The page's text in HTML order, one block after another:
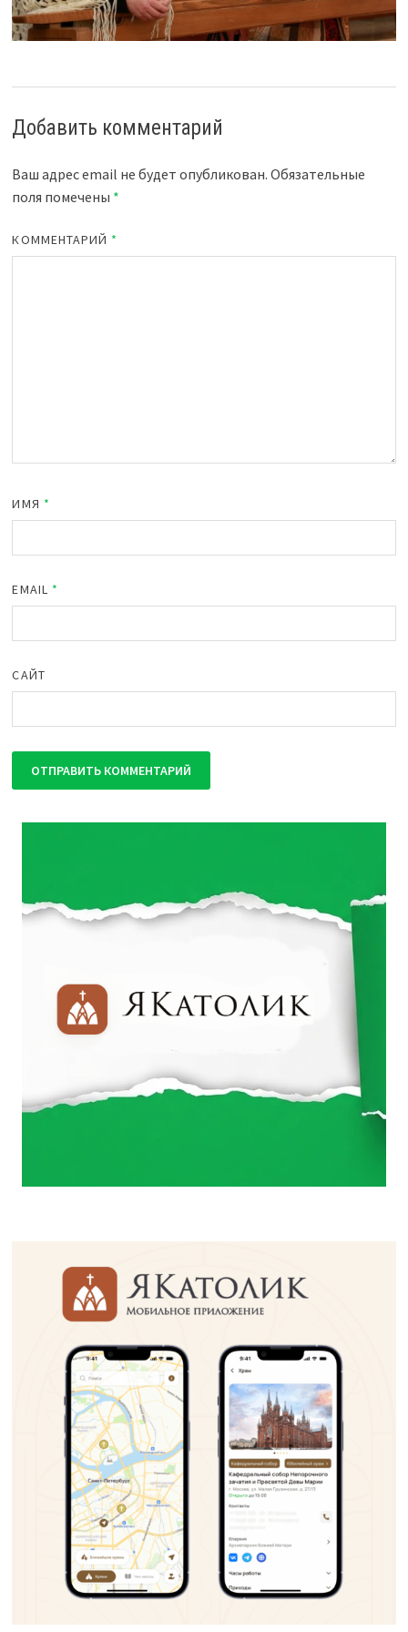
Добавить комментарий
Ваш адрес email не будет опубликован. Обязательные
поля помечены *
КОММЕНТАРИЙ *
ИМЯ *
EMAIL *
САЙТ